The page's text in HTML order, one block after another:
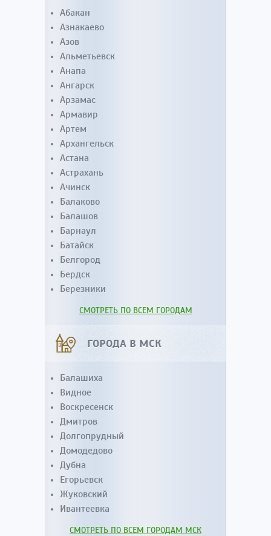
Абакан
Азнакаево
Азов
Альметьевск
Анапа
Ангарск
Арзамас
Армавир
Артем
Архангельск
Астана
Астрахань
Ачинск
Балаково
Балашов
Барнаул
Батайск
Белгород
Бердск
Березники
СМОТРЕТЬ ПО ВСЕМ ГОРОДАМ
ГОРОДА В МСК
Балашиха
Видное
Воскресенск
Дмитров
Долгопрудный
Домодедово
Дубна
Егорьевск
Жуковский
Ивантеевка
СМОТРЕТЬ ПО ВСЕМ ГОРОДАМ МСК